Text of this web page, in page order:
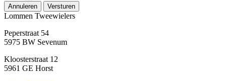
Annuleren Versturen
Lommen Tweewielers
Peperstraat 54
5975 BW Sevenum
Kloosterstraat 12
5961 GE Horst